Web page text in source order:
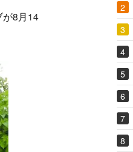
8月14